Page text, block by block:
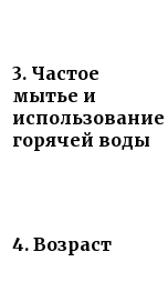
3. Частое
мытье и
использование
горячей воды
4. Возраст